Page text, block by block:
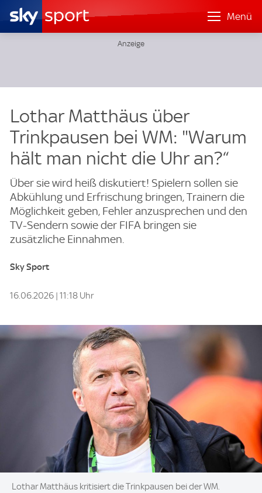
Menü
Lothar Matthäus über
Trinkpausen bei WM: "Warum
hält man nicht die Uhr an?“
Über sie wird heiß diskutiert! Spielern sollen sie
Abkühlung und Erfrischung bringen, Trainern die
Möglichkeit geben, Fehler anzusprechen und den
TV-Sendern sowie der FIFA bringen sie
zusätzliche Einnahmen.
Sky Sport
16.06.2026 | 11:18 Uhr
Image:
Lothar Matthäus kritisiert die Trinkpausen bei der WM.